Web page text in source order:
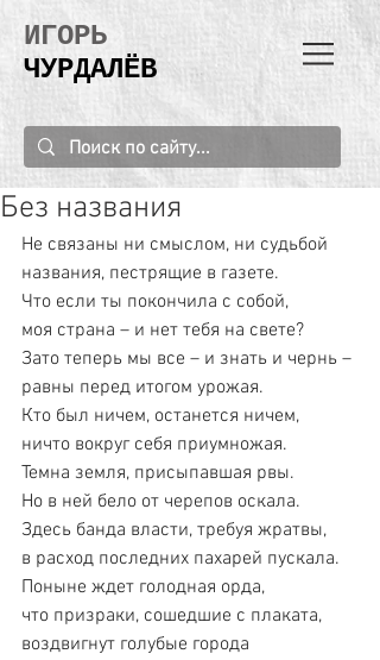
ИГОРЬ
ЧУРДАЛЁВ
Без названия
Не связаны ни смыслом, ни судьбой
названия, пестрящие в газете.
Что если ты покончила с собой,
моя страна – и нет тебя на свете?
Зато теперь мы все – и знать и чернь –
равны перед итогом урожая.
Кто был ничем, останется ничем,
ничто вокруг себя приумножая.
Темна земля, присыпавшая рвы.
Но в ней бело от черепов оскала.
Здесь банда власти, требуя жратвы,
в расход последних пахарей пускала.
Поныне ждет голодная орда,
что призраки, сошедшие с плаката,
воздвигнут голубые города